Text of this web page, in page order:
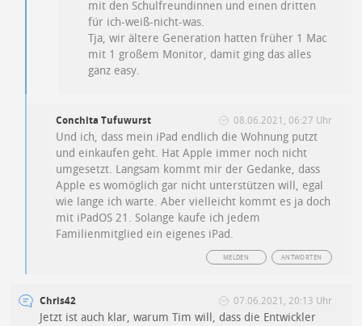
mit den Schulfreundinnen und einen dritten
für ich-weiß-nicht-was.
Tja, wir ältere Generation hatten früher 1 Mac
mit 1 großem Monitor, damit ging das alles
ganz easy.
Conchita Tufuwurst 08.06.2021, 06:27 Uhr
Und ich, dass mein iPad endlich die Wohnung putzt
und einkaufen geht. Hat Apple immer noch nicht
umgesetzt. Langsam kommt mir der Gedanke, dass
Apple es womöglich gar nicht unterstützen will, egal
wie lange ich warte. Aber vielleicht kommt es ja doch
mit iPadOS 21. Solange kaufe ich jedem
Familienmitglied ein eigenes iPad.
ANTWORTEN
MELDEN
Chris42 07.06.2021, 20:13 Uhr
Jetzt ist auch klar, warum Tim will, dass die Entwickler